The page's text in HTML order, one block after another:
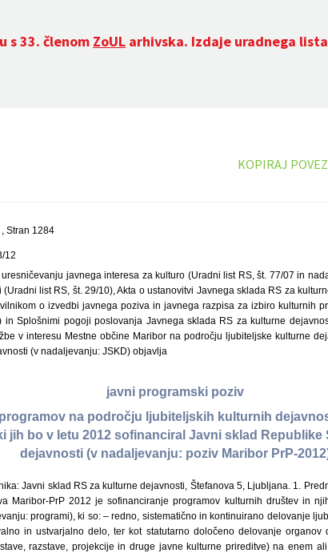
s 33. členom ZoUL arhivska. Izdaje uradnega
KOPIRAJ
Stran 1284
12
javnega interesa za kulturo (Uradni list RS, št. 77/07 in
(Uradni list RS, št. 29/10), Akta o ustanovitvi Javnega sklada RS za
o izvedbi javnega poziva in javnega razpisa za izbiro kulturnih
in Splošnimi pogoji poslovanja Javnega sklada RS za kulturne
v interesu Mestne občine Maribor na področju ljubiteljske kulturne
(v nadaljevanju: JSKD) objavlja
javni programski poziv
na področju ljubiteljskih kulturnih
jih bo v letu 2012 sofinanciral Javni sklad Republike
dejavnosti (v nadaljevanju: poziv Maribor PrP-
Javni sklad RS za kulturne dejavnosti, Štefanova 5, Ljubljana. 1.
Maribor-PrP 2012 je sofinanciranje programov kulturnih društev in
programi), ki so: – redno, sistematično in kontinuirano delovanje
in ustvarjalno delo, ter kot statutarno določeno delovanje organov
razstave, projekcije in druge javne kulturne prireditve) na enem